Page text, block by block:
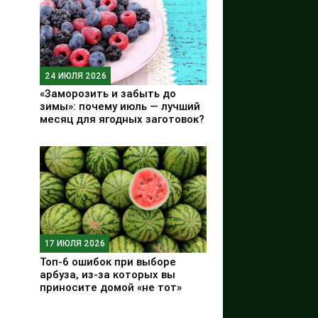
24 ИЮЛЯ 2026
«Заморозить и забыть до
зимы»: почему июль — лучший
месяц для ягодных заготовок?
17 ИЮЛЯ 2026
Топ-6 ошибок при выборе
арбуза, из-за которых вы
приносите домой «не тот»